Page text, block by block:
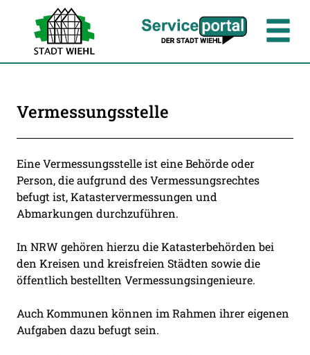
Zum Hauptinhalt springen
Zum Header
Zum Hauptinhalt
Zum Footer
Vermessungsstelle
Beschreibung
Eine Vermessungsstelle ist eine Behörde oder
Person, die aufgrund des Vermessungsrechtes
befugt ist, Katastervermessungen und
Abmarkungen durchzuführen.
In NRW gehören hierzu die Katasterbehörden bei
den Kreisen und kreisfreien Städten sowie die
öffentlich bestellten Vermessungsingenieure.
Auch Kommunen können im Rahmen ihrer eigenen
Aufgaben dazu befugt sein.